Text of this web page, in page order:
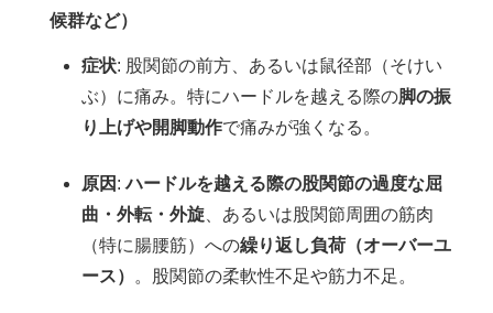
候群など）
症状: 股関節の前方、あるいは鼠径部（そけい
ぶ）に痛み。特にハードルを越える際の脚の振
り上げや開脚動作で痛みが強くなる。
原因 :ハードルを越える際の股関節の過度な屈
曲・外転・外旋 、あるいは股関節周囲の筋肉
（特に腸腰筋）への繰り返し負荷（オーバーユ
ース） 。股関節の柔軟性不足や筋力不足。